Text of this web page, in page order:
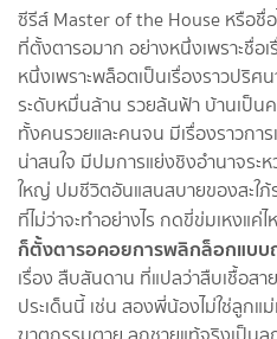
ซีรีส์ Master of the House หรือชื่
ที่ตั้งตารอมาก อย่างหนึ่งเพราะชื่อ
หนึ่งเพราะพล็อตเป็นเรื่องราวปริ
ระดับหมื่นล้าน รวยล้นฟ้า บ้านเป็น
ทั้งคนรวยและคนจน มีเรื่องราวกา
น่าสนใจ มีปมการแย่งชิงอำนาจระ
ใหญ่ ปมชีวิตอันแสนสบายของสะใ
ที่ไม่ว่าจะทำอย่างไร กดขี่ข่มเหงแ
ก็ตั้งตารอคอยการพลิกล็อกแบ
เรื่อง สืบสันดาน ที่แปลว่าสืบเชื้อสา
ประเด็นนี้ เช่น สองพี่น้องไม่ใช่ลูก